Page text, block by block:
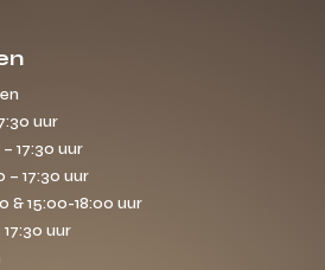
uur
17:30 uur
– 17:30 uur
& 15:00-18:00 uur
17:30 uur